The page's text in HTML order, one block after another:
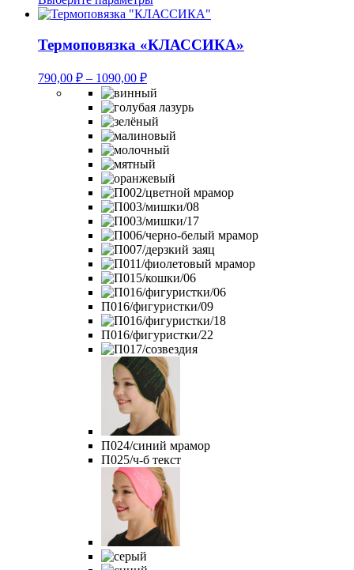
товар
несколько
вариаций.
выбрать
на
странице
товара.
Термоповязка «КЛАССИКА»
790,00 ₽ – 1090,00 ₽Диапазон
цен:
790,00 ₽
–
1090,00 ₽
П016/фигуристки/09
П016/фигуристки/22
П024/синий мрамор
П025/ч-б текст